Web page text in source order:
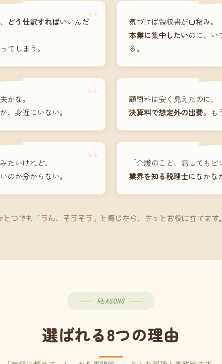
“
どう仕訳すればいいんだ
てしまう。
気づけば領収書が山積み。
本業に集中したいのに、い
る。
“
かな。
、身近にいない。
顧問料は安く見えたのに、
決算料で想定外の出費。も
“
たいけれど、
のか分からない。
「介護のこと、話しても
業界を知る税理士になかな
とつでも「うん、そうそう」と感じたら、きっとお役に立てます
REASONS
選ばれる8つの理由